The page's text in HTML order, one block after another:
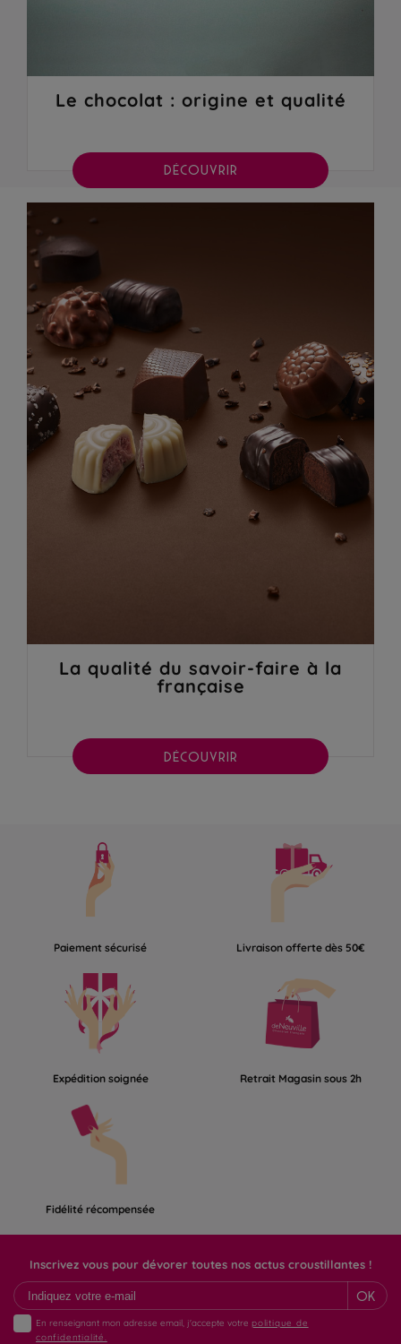
Le chocolat : origine et qualité
DÉCOUVRIR
La qualité du savoir-faire à la
française
DÉCOUVRIR
Paiement sécurisé Livraison offerte dès 50€
Expédition soignée Retrait Magasin sous 2h
Fidélité récompensée
Inscrivez vous pour dévorer toutes nos actus croustillantes !
OK
En renseignant mon adresse email, j'accepte votre politique de
confidentialité.